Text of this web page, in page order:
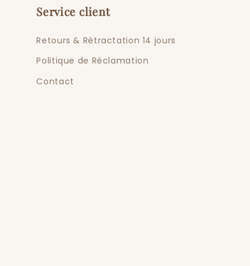
Service client
Retours & Rétractation 14 jours
Politique de Réclamation
Contact